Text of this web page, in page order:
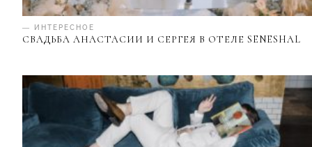
— ИНТЕРЕСНОЕ
СВАДЬБА АНАСТАСИИ И СЕРГЕЯ В ОТЕЛЕ SENESHAL